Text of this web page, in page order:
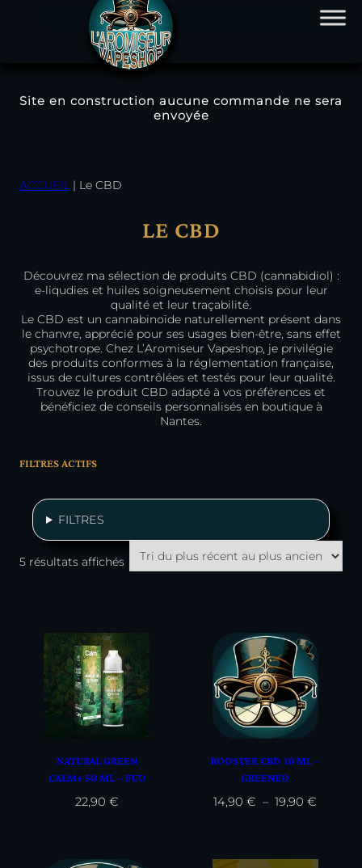
Site en construction aucune commande ne sera
envoyée
ACCUEIL | Le CBD
LE CBD
Découvrez ma sélection de produits CBD (cannabidiol) :
e-liqudies et huiles soigneusement choisis pour leur
qualité et leur traçabilité.
Le CBD est un cannabinoïde naturellement présent dans
le chanvre, apprécié pour ses usages bien-être, sans effet
psychotrope. Chez L’Aromiseur Vapeshop, je privilégie
des produits conformes à la réglementation française,
issus de cultures contrôlées et testés pour leur qualité.
Trouvez le produit CBD adapté à vos préférences et
bénéficiez de conseils personnalisés en boutique à
Nantes.
FILTRES ACTIFS
FILTRES
5 résultats affichésTrié
du
plus
NATURAL GREEN
CALM+ 50 ML – FUU
22,90 €
BOOSTER CBD 10 ML –
GREENEO
14,90€ – 19,90€
à